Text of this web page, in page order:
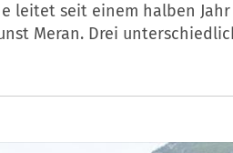
leitet seit einem halben
Meran. Drei